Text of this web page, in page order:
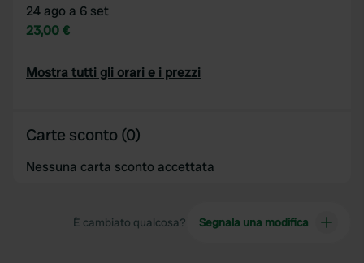
24 ago a 6 set
23,00 €
Mostra tutti gli orari e i prezzi
Carte sconto (0)
Nessuna carta sconto accettata
È cambiato qualcosa? Segnala una modifica